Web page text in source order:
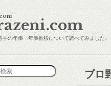
手の年俸・年俸推移について調べてみました。
プロ